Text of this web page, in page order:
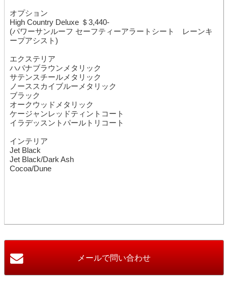
オプション
High Country Deluxe ＄3,440-
(パワーサンルーフ セーフティーアラートシート レーンキ
ープアシスト)
エクステリア
ハバナブラウンメタリック
サテンスチールメタリック
ノーススカイブルーメタリック
ブラック
オークウッドメタリック
ケージャンレッドティントコート
イラデッスントパールトリコート
インテリア
Jet Black
Jet Black/Dark Ash
Cocoa/Dune